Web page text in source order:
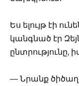
Ես ելույթ էի
կանգնած էր
ընտրությունը,
— Նրանք